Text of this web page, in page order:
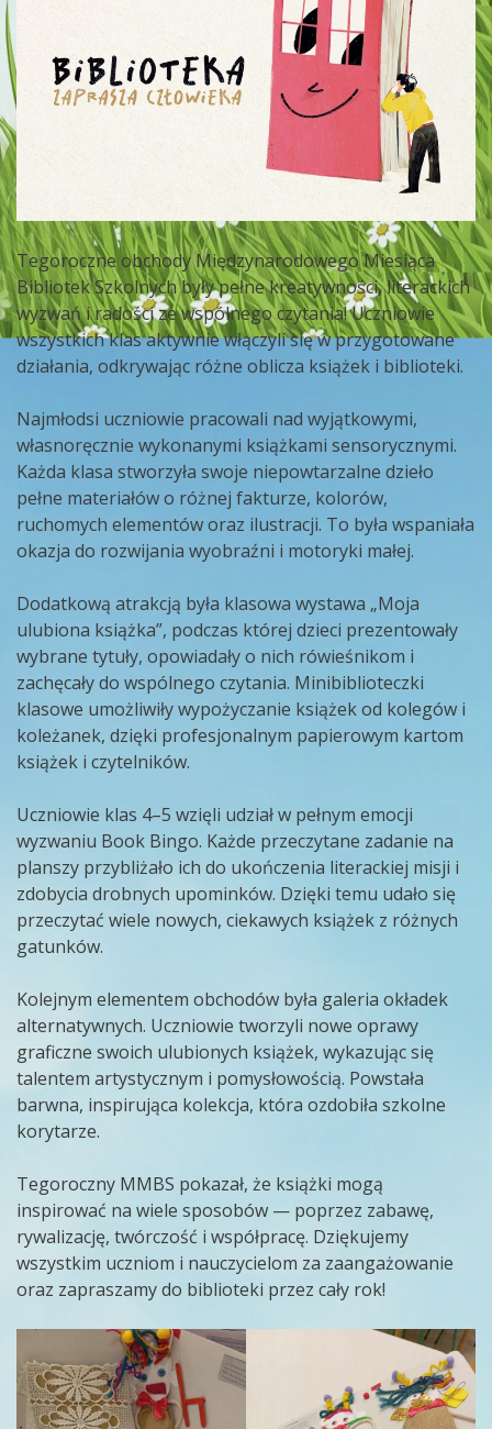
Tegoroczne obchody Międzynarodowego Miesiąca
Bibliotek Szkolnych były pełne kreatywności, literackich
wyzwań i radości ze wspólnego czytania! Uczniowie
wszystkich klas aktywnie włączyli się w przygotowane
działania, odkrywając różne oblicza książek i biblioteki.
Najmłodsi uczniowie pracowali nad wyjątkowymi,
własnoręcznie wykonanymi książkami sensorycznymi.
Każda klasa stworzyła swoje niepowtarzalne dzieło
pełne materiałów o różnej fakturze, kolorów,
ruchomych elementów oraz ilustracji. To była wspaniała
okazja do rozwijania wyobraźni i motoryki małej.
Dodatkową atrakcją była klasowa wystawa „Moja
ulubiona książka”, podczas której dzieci prezentowały
wybrane tytuły, opowiadały o nich rówieśnikom i
zachęcały do wspólnego czytania. Minibiblioteczki
klasowe umożliwiły wypożyczanie książek od kolegów i
koleżanek, dzięki profesjonalnym papierowym kartom
książek i czytelników.
Uczniowie klas 4–5 wzięli udział w pełnym emocji
wyzwaniu Book Bingo. Każde przeczytane zadanie na
planszy przybliżało ich do ukończenia literackiej misji i
zdobycia drobnych upominków. Dzięki temu udało się
przeczytać wiele nowych, ciekawych książek z różnych
gatunków.
Kolejnym elementem obchodów była galeria okładek
alternatywnych. Uczniowie tworzyli nowe oprawy
graficzne swoich ulubionych książek, wykazując się
talentem artystycznym i pomysłowością. Powstała
barwna, inspirująca kolekcja, która ozdobiła szkolne
korytarze.
Tegoroczny MMBS pokazał, że książki mogą
inspirować na wiele sposobów — poprzez zabawę,
rywalizację, twórczość i współpracę. Dziękujemy
wszystkim uczniom i nauczycielom za zaangażowanie
oraz zapraszamy do biblioteki przez cały rok!